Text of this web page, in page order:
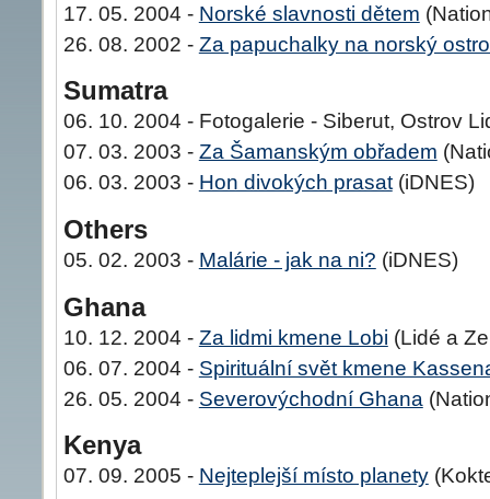
17. 05. 2004 - Norské slavnosti dětem
26. 08. 2002 - Za papuchalky na norský
Sumatra
06. 10. 2004 - Fotogalerie - Siberut, Ostrov
07. 03. 2003 - Za Šamanským obřadem
06. 03. 2003 - Hon divokých prasat(iDNES)
Others
05. 02. 2003 - Malárie - jak na ni? (iDNES)
Ghana
10. 12. 2004 - Za lidmi kmene Lobi (Lidé a
06. 07. 2004 - Spirituální svět kmene
26. 05. 2004 - Severovýchodní Ghana
Kenya
07. 09. 2005 - Nejteplejší místo planety